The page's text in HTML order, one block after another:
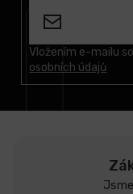
Vložením e-mailu
osobních údajů